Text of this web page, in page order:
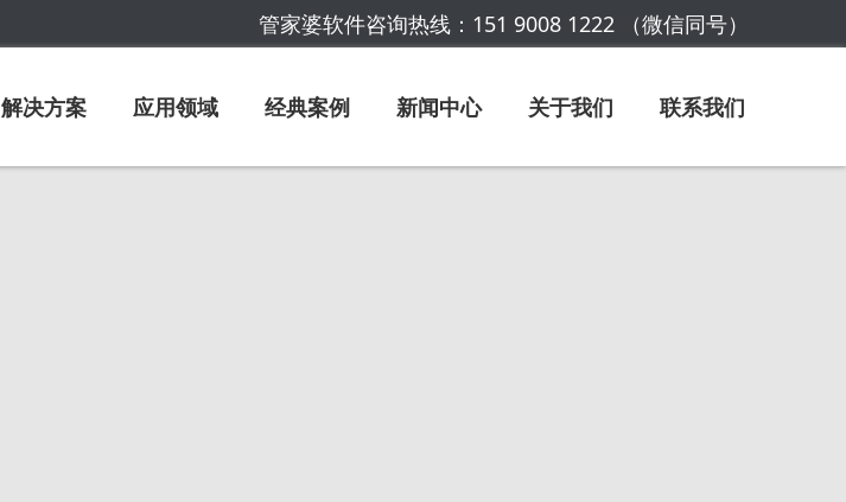
管家婆软件咨询热线：151 9008 1222 （微信同号）
解决方案 应用领域 经典案例 新闻中心 关于我们 联系我们